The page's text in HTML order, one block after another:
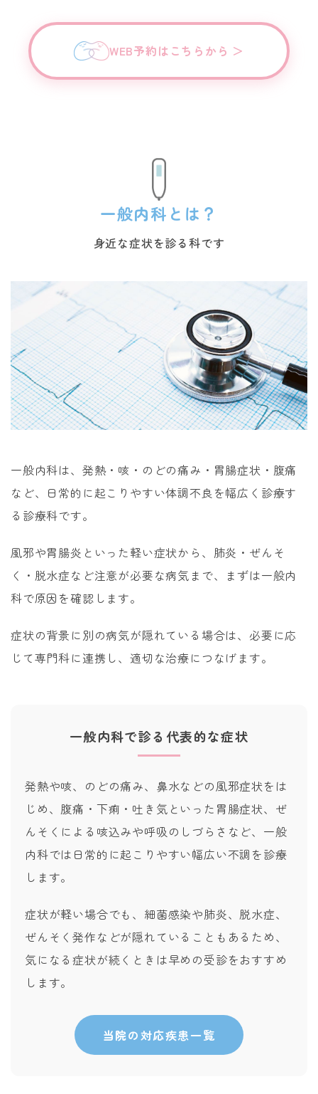
WEB予約はこちらから ＞
一般内科とは？
身近な症状を診る科です
一般内科は、発熱・咳・のどの痛み・胃腸症状・腹痛
など、日常的に起こりやすい体調不良を幅広く診療す
る診療科です。
風邪や胃腸炎といった軽い症状から、肺炎・ぜんそ
く・脱水症など注意が必要な病気まで、まずは一般内
科で原因を確認します。
症状の背景に別の病気が隠れている場合は、必要に応
じて専門科に連携し、適切な治療につなげます。
一般内科で診る代表的な症状
発熱や咳、のどの痛み、鼻水などの風邪症状をは
じめ、腹痛・下痢・吐き気といった胃腸症状、ぜ
んそくによる咳込みや呼吸のしづらさなど、一般
内科では日常的に起こりやすい幅広い不調を診療
します。
症状が軽い場合でも、細菌感染や肺炎、脱水症、
ぜんそく発作などが隠れていることもあるため、
気になる症状が続くときは早めの受診をおすすめ
します。
当院の対応疾患一覧